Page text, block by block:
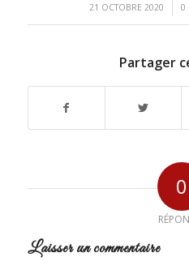
21 OCTOBRE 2020
/ 0
Partager
0
Laisser un commentaire